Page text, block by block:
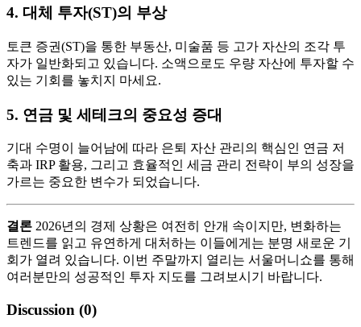
4. 대체 투자(ST)의 부상
토큰 증권(ST)을 통한 부동산, 미술품 등 고가 자산의 조각 투
자가 일반화되고 있습니다. 소액으로도 우량 자산에 투자할 수
있는 기회를 놓치지 마세요.
5. 연금 및 세테크의 중요성 증대
기대 수명이 늘어남에 따라 은퇴 자산 관리의 핵심인 연금 저
축과 IRP 활용, 그리고 효율적인 세금 관리 전략이 부의 성장을
가르는 중요한 변수가 되었습니다.
결론 2026년의 경제 상황은 여전히 안개 속이지만, 변화하는
트렌드를 읽고 유연하게 대처하는 이들에게는 분명 새로운 기
회가 열려 있습니다. 이번 주말까지 열리는 서울머니쇼를 통해
여러분만의 성공적인 투자 지도를 그려보시기 바랍니다.
Discussion (0)